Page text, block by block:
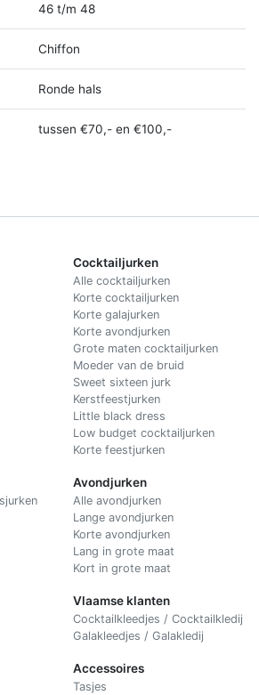
46 t/m 48
Chiffon
Ronde hals
tussen €70,- en €100,-
Cocktailjurken
Alle cocktailjurken
Korte cocktailjurken
Korte galajurken
Korte avondjurken
Grote maten cocktailjurken
Moeder van de bruid
Sweet sixteen jurk
Kerstfeestjurken
Little black dress
Low budget cocktailjurken
Korte feestjurken
Avondjurken
Alle avondjurken
Lange avondjurken
Korte avondjurken
Lang in grote maat
Kort in grote maat
Vlaamse klanten
Cocktailkleedjes / Cocktailkledij
Galakleedjes / Galakledij
Accessoires
Tasjes